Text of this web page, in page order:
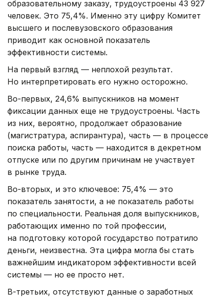
образовательному заказу, трудоустроены 43 927
человек. Это 75,4%. Именно эту цифру Комитет
высшего и послевузовского образования
приводит как основной показатель
эффективности системы.
На первый взгляд — неплохой результат.
Но интерпретировать его нужно осторожно.
Во-первых, 24,6% выпускников на момент
фиксации данных еще не трудоустроены. Часть
из них, вероятно, продолжает образование
(магистратура, аспирантура), часть — в процессе
поиска работы, часть — находится в декретном
отпуске или по другим причинам не участвует
в рынке труда.
Во-вторых, и это ключевое: 75,4% — это
показатель занятости, а не показатель работы
по специальности. Реальная доля выпускников,
работающих именно по той профессии,
на подготовку которой государство потратило
деньги, неизвестна. Эта цифра могла бы стать
важнейшим индикатором эффективности всей
системы — но ее просто нет.
В-третьих, отсутствуют данные о заработных